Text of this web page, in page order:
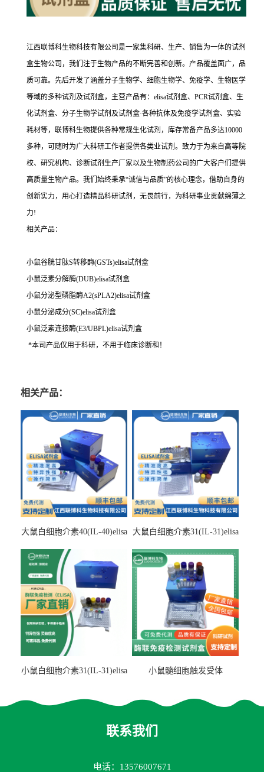
江西联博科生物科技有限公司是一家集科研、生产、销售为一体的试剂
盒生物公司，我们注于生物产品的不断完善和创新。产品覆盖面广，品
质可靠。先后开发了涵盖分子生物学、细胞生物学、免疫学、生物医学
等域的多种试剂及试剂盒，主营产品有：elisa试剂盒、PCR试剂盒、生
化试剂盒、分子生物学试剂及试剂盒·各种抗体及免疫学试剂盒、实验
耗材等，联博科生物提供各种常规生化试剂，库存常备产品多达10000
多种，可随时为广大科研工作者提供各类业试剂。致力于为来自高等院
校、研究机构、诊断试剂生产厂家以及生物制药公司的广大客户们提供
高质量生物产品。我们始终秉承“诚信与品质”的核心理念，借助自身的
创新实力，用心打造精品科研试剂，无畏前行，为科研事业贡献绵薄之
力!
相关产品：
小鼠谷胱甘肽S转移酶(GSTs)elisa试剂盒
小鼠泛素分解酶(DUB)elisa试剂盒
小鼠分泌型磷脂酶A2(sPLA2)elisa试剂盒
小鼠分泌成分(SC)elisa试剂盒
小鼠泛素连接酶(E3/UBPL)elisa试剂盒
*本司产品仅用于科研，不用于临床诊断和！
相关产品：
大鼠白细胞介素40(IL-40)elisa
大鼠白细胞介素31(IL-31)elisa
小鼠白细胞介素31(IL-31)elisa
小鼠髓细胞触发受体
联系我们
电话：13576007671